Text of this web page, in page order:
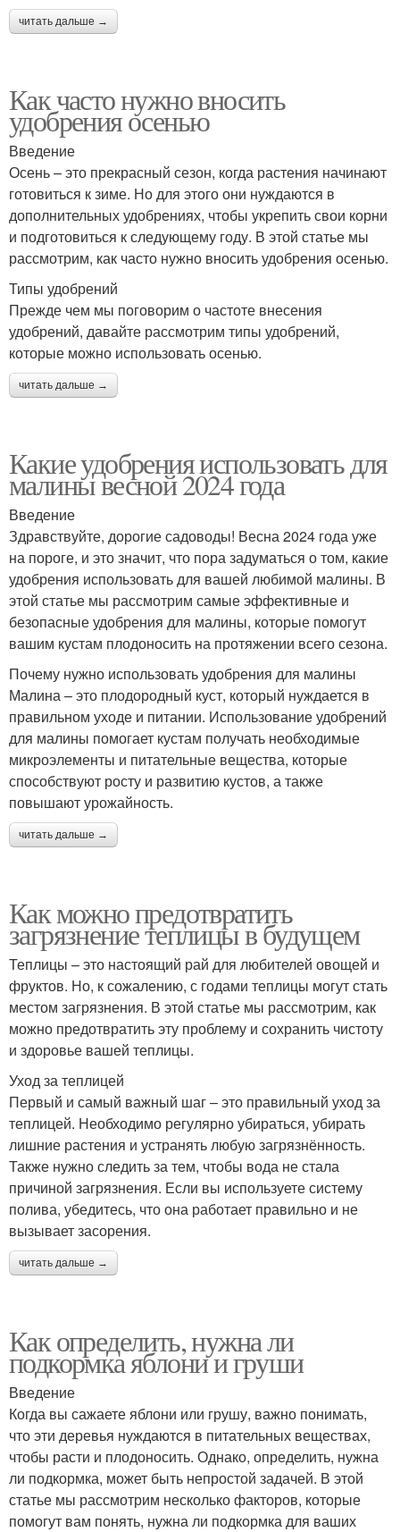
читать дальше →
Как часто нужно вносить
удобрения осенью
Введение
Осень – это прекрасный сезон, когда растения начинают
готовиться к зиме. Но для этого они нуждаются в
дополнительных удобрениях, чтобы укрепить свои корни
и подготовиться к следующему году. В этой статье мы
рассмотрим, как часто нужно вносить удобрения осенью.
Типы удобрений
Прежде чем мы поговорим о частоте внесения
удобрений, давайте рассмотрим типы удобрений,
которые можно использовать осенью.
читать дальше →
Какие удобрения использовать для
малины весной 2024 года
Введение
Здравствуйте, дорогие садоводы! Весна 2024 года уже
на пороге, и это значит, что пора задуматься о том, какие
удобрения использовать для вашей любимой малины. В
этой статье мы рассмотрим самые эффективные и
безопасные удобрения для малины, которые помогут
вашим кустам плодоносить на протяжении всего сезона.
Почему нужно использовать удобрения для малины
Малина – это плодородный куст, который нуждается в
правильном уходе и питании. Использование удобрений
для малины помогает кустам получать необходимые
микроэлементы и питательные вещества, которые
способствуют росту и развитию кустов, а также
повышают урожайность.
читать дальше →
Как можно предотвратить
загрязнение теплицы в будущем
Теплицы – это настоящий рай для любителей овощей и
фруктов. Но, к сожалению, с годами теплицы могут стать
местом загрязнения. В этой статье мы рассмотрим, как
можно предотвратить эту проблему и сохранить чистоту
и здоровье вашей теплицы.
Уход за теплицей
Первый и самый важный шаг – это правильный уход за
теплицей. Необходимо регулярно убираться, убирать
лишние растения и устранять любую загрязнённость.
Также нужно следить за тем, чтобы вода не стала
причиной загрязнения. Если вы используете систему
полива, убедитесь, что она работает правильно и не
вызывает засорения.
читать дальше →
Как определить, нужна ли
подкормка яблони и груши
Введение
Когда вы сажаете яблони или грушу, важно понимать,
что эти деревья нуждаются в питательных веществах,
чтобы расти и плодоносить. Однако, определить, нужна
ли подкормка, может быть непростой задачей. В этой
статье мы рассмотрим несколько факторов, которые
помогут вам понять, нужна ли подкормка для ваших